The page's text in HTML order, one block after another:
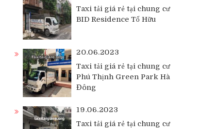
Taxi tải giá rẻ tại chung cư
BID Residence Tố Hữu
20.06.2023
Taxi tải giá rẻ tại chung cư
Phú Thịnh Green Park Hà
Đông
19.06.2023
Taxi tải giá rẻ tại chung cư